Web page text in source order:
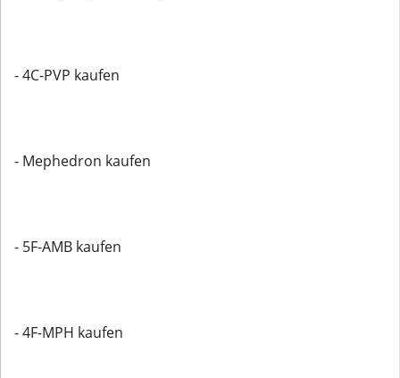
- 4C-PVP kaufen
- Mephedron kaufen
- 5F-AMB kaufen
- 4F-MPH kaufen